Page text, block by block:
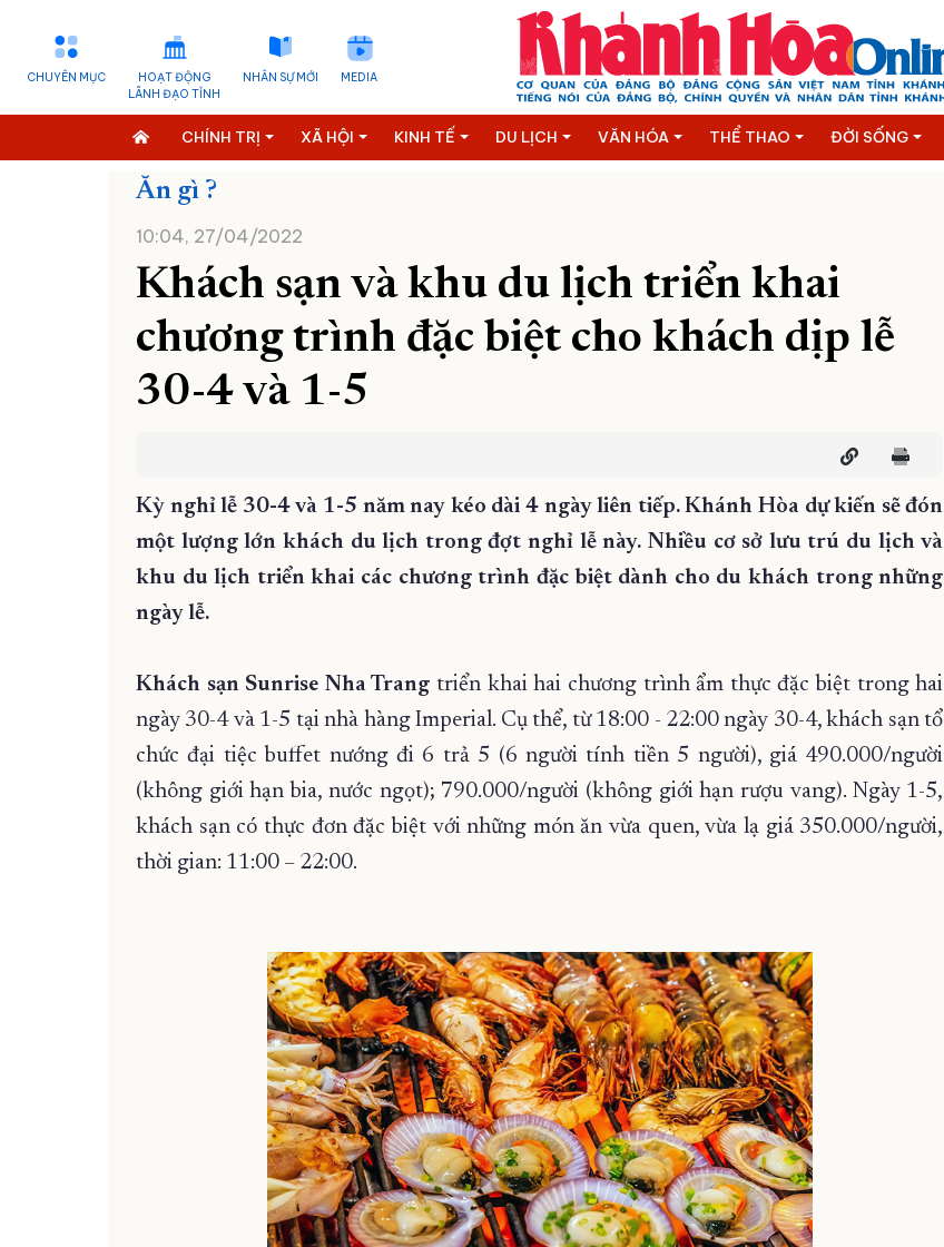
CHUYÊN MỤC
HOẠT ĐỘNG
LÃNH ĐẠO TỈNH
NHÂN SỰ MỚI MEDIA
CHÍNH TRỊ XÃ HỘI KINH TẾ DU LỊCH VĂN HÓA THỂ THAO ĐỜI SỐNG
Ăn gì ?
10:04, 27/04/2022
Khách sạn và khu du lịch triển khai
chương trình đặc biệt cho khách dịp lễ
30-4 và 1-5
Kỳ nghỉ lễ 30-4 và 1-5 năm nay kéo dài 4 ngày liên tiếp. Khánh Hòa dự kiến sẽ đón
một lượng lớn khách du lịch trong đợt nghỉ lễ này. Nhiều cơ sở lưu trú du lịch và
khu du lịch triển khai các chương trình đặc biệt dành cho du khách trong những
ngày lễ.
Khách sạn Sunrise Nha Trang triển khai hai chương trình ẩm thực đặc biệt trong hai
ngày 30-4 và 1-5 tại nhà hàng Imperial. Cụ thể, từ 18:00 - 22:00 ngày 30-4, khách sạn tổ
chức đại tiệc buffet nướng đi 6 trả 5 (6 người tính tiền 5 người), giá 490.000/người
(không giới hạn bia, nước ngọt); 790.000/người (không giới hạn rượu vang). Ngày 1-5,
khách sạn có thực đơn đặc biệt với những món ăn vừa quen, vừa lạ giá 350.000/người,
thời gian: 11:00 – 22:00.